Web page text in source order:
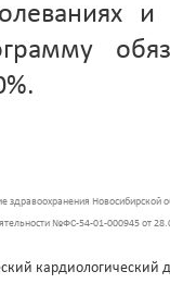
здравоохранения Новосибирской
№ФС-54-01-000945 от
кардиологический